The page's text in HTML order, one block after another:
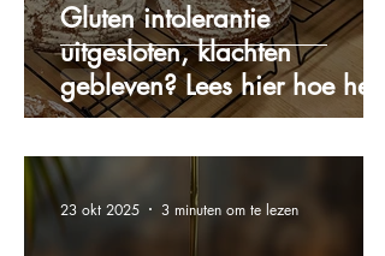
Gluten intolerantie
uitgesloten, klachten
gebleven? Lees hier hoe het
zit!
23 okt 2025 3 minuten om te lezen